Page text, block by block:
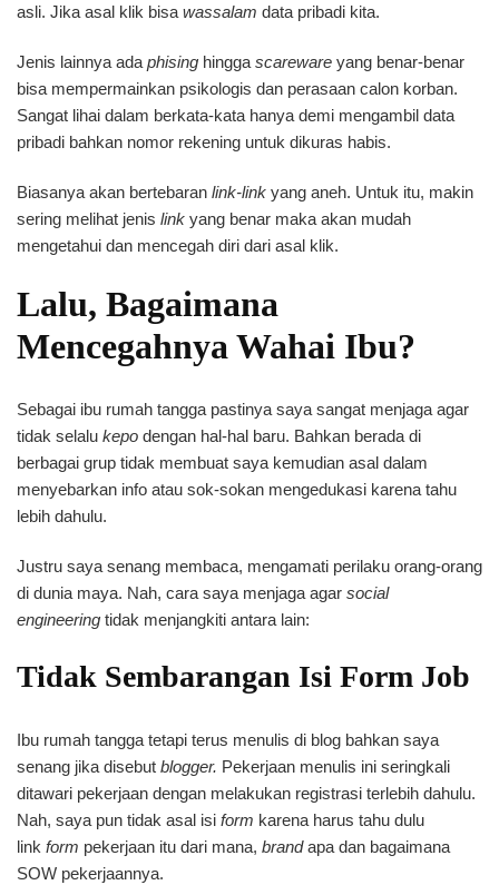
asli. Jika asal klik bisa wassalam data pribadi kita.
Jenis lainnya ada phising hingga scareware yang benar-benar
bisa mempermainkan psikologis dan perasaan calon korban.
Sangat lihai dalam berkata-kata hanya demi mengambil data
pribadi bahkan nomor rekening untuk dikuras habis.
Biasanya akan bertebaran link-link yang aneh. Untuk itu, makin
sering melihat jenis link yang benar maka akan mudah
mengetahui dan mencegah diri dari asal klik.
Lalu, Bagaimana
Mencegahnya Wahai Ibu?
Sebagai ibu rumah tangga pastinya saya sangat menjaga agar
tidak selalu kepo dengan hal-hal baru. Bahkan berada di
berbagai grup tidak membuat saya kemudian asal dalam
menyebarkan info atau sok-sokan mengedukasi karena tahu
lebih dahulu.
Justru saya senang membaca, mengamati perilaku orang-orang
di dunia maya. Nah, cara saya menjaga agar social
engineering tidak menjangkiti antara lain:
Tidak Sembarangan Isi Form Job
Ibu rumah tangga tetapi terus menulis di blog bahkan saya
senang jika disebut blogger. Pekerjaan menulis ini seringkali
ditawari pekerjaan dengan melakukan registrasi terlebih dahulu.
Nah, saya pun tidak asal isi form karena harus tahu dulu
link form pekerjaan itu dari mana, brandapa dan bagaimana
SOW pekerjaannya.